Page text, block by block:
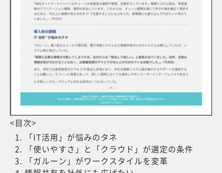
<目次>
「IT活用」が悩みのタネ
「使いやすさ」と「クラウド」が選定の条件
「ガルーン」がワークスタイルを変革